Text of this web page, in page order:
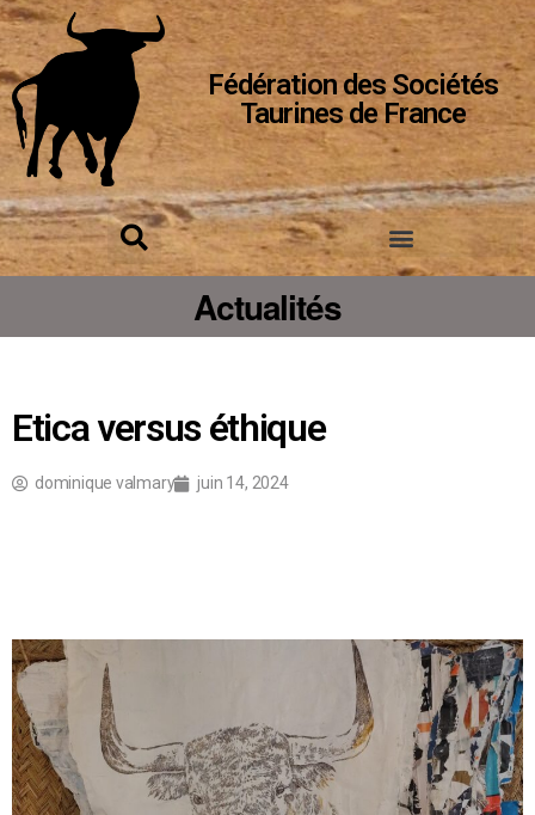
Fédération des Sociétés
Taurines de France
Actualités
Etica versus éthique
dominique valmary juin 14, 2024